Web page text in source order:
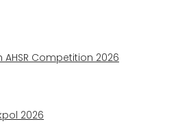
AHSR Competition 2026
2026